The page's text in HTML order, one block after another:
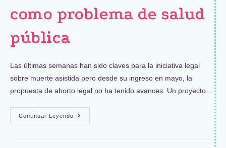
como problema de salud
pública
Las últimas semanas han sido claves para la iniciativa legal
sobre muerte asistida pero desde su ingreso en mayo, la
propuesta de aborto legal no ha tenido avances. Un proyecto…
Continuar Leyendo